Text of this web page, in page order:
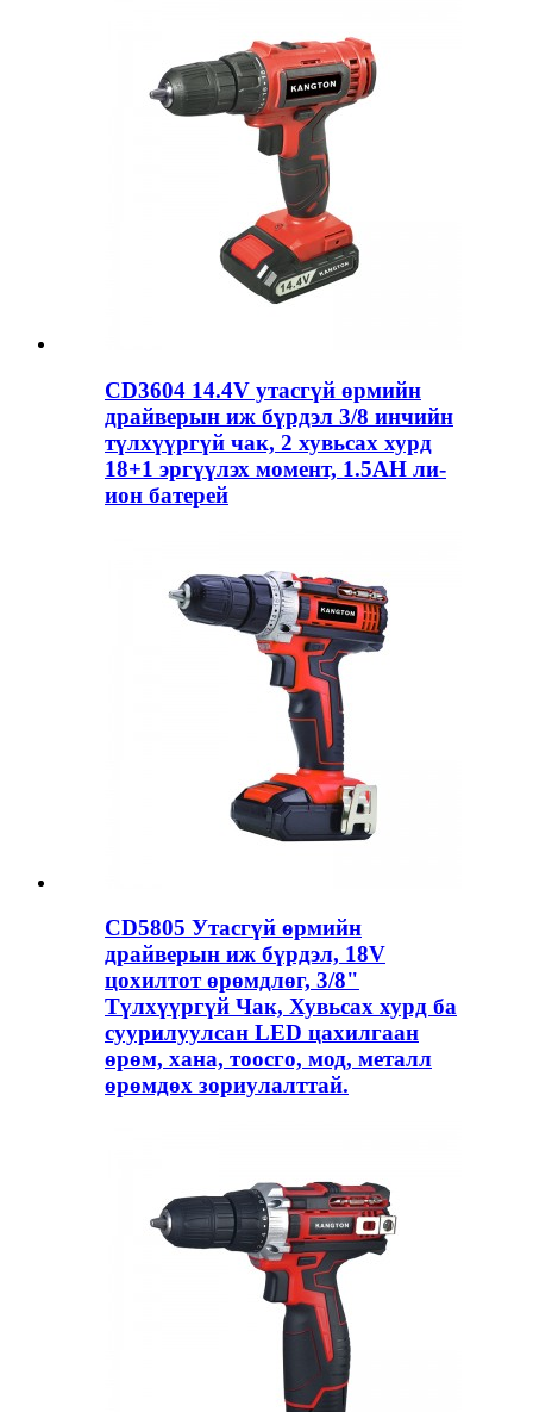
CD3604 14.4V утасгүй өрмийн
драйверын иж бүрдэл 3/8 инчийн
түлхүүргүй чак, 2 хувьсах хурд
18+1 эргүүлэх момент, 1.5AH ли-
ион батерей
CD5805 Утасгүй өрмийн
драйверын иж бүрдэл, 18V
цохилтот өрөмдлөг, 3/8"
Түлхүүргүй Чак, Хувьсах хурд ба
суурилуулсан LED цахилгаан
өрөм, хана, тоосго, мод, металл
өрөмдөх зориулалттай.